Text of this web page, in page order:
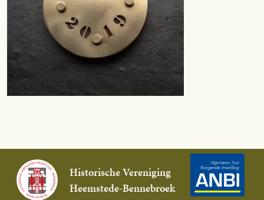
Historische Vereniging
Heemstede-Bennebroek